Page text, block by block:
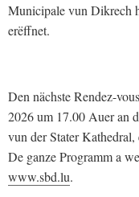
Municipale vun Dikrech
erëffnet.
Den nächste Rendez-
2026 um 17.00 Auer an
vun der Stater
De ganze Programm a
www.sbd.lu.